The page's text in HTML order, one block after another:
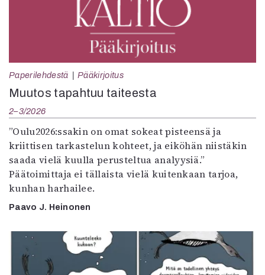
Paperilehdestä Pääkirjoitus
Muutos tapahtuu taiteesta
2–3/2026
”Oulu2026:ssakin on omat sokeat pisteensä ja
kriittisen tarkastelun kohteet, ja eiköhän niistäkin
saada vielä kuulla perusteltua analyysiä.”
Päätoimittaja ei tällaista vielä kuitenkaan tarjoa,
kunhan harhailee.
Paavo J. Heinonen